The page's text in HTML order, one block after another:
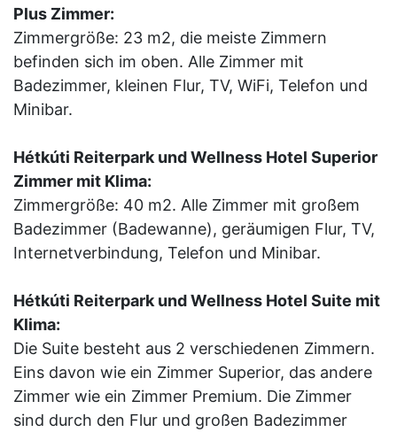
Plus Zimmer:
Zimmergröße: 23 m2, die meiste Zimmern
befinden sich im oben. Alle Zimmer mit
Badezimmer, kleinen Flur, TV, WiFi, Telefon und
Minibar.
Hétkúti Reiterpark und Wellness Hotel Superior
Zimmer mit Klima:
Zimmergröße: 40 m2. Alle Zimmer mit großem
Badezimmer (Badewanne), geräumigen Flur, TV,
Internetverbindung, Telefon und Minibar.
Hétkúti Reiterpark und Wellness Hotel Suite mit
Klima:
Die Suite besteht aus 2 verschiedenen Zimmern.
Eins davon wie ein Zimmer Superior, das andere
Zimmer wie ein Zimmer Premium. Die Zimmer
sind durch den Flur und großen Badezimmer